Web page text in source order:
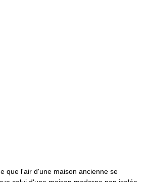
que l'air d'une maison ancienne se